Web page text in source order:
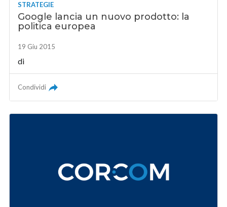
STRATEGIE
Google lancia un nuovo prodotto: la
politica europea
19 Giu 2015
di
Condividi